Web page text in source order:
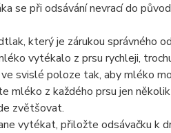
se při odsávání nevrací do
který je zárukou správného
vytékalo z prsu rychleji,
svislé poloze tak, aby mléko
mléko z každého prsu jen
zvětšovat.
vytékat, přiložte odsávačku k